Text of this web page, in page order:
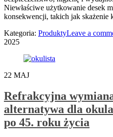
Niewłaściwe użytkowanie desek
konsekwencji, takich jak skażenie
Kategoria: ProduktyLeave a
2025
22 MAJ
Refrakcyjna
alternatywa dla
po 45. roku życia